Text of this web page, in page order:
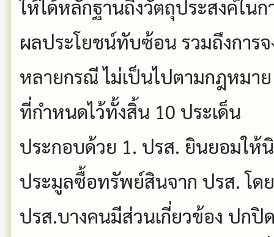
ให้ได้หลักฐานถึงวัตถุประสงค์ใน
ผลประโยชน์ทับซ้อน รวมถึงการจ
หลายกรณี ไม่เป็นไปตามกฎหมา
ที่กำหนดไว้ทั้งสิ้น 10 ประเด็น
ประกอบด้วย 1. ปรส. ยินยอมให้
ประมูลซื้อทรัพย์สินจาก ปรส. โด
ปรส.บางคนมีส่วนเกี่ยวข้อง ปกปิ